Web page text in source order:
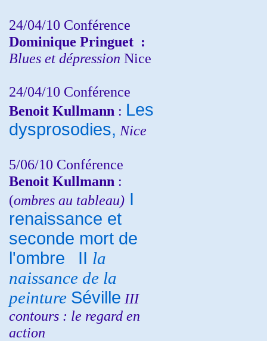
24/04/10 Conférence
Dominique Pringuet :
Blues et dépression Nice
24/04/10 Conférence
Benoit Kullmann : Les
dysprosodies, Nice
5/06/10 Conférence
Benoit Kullmann :
(ombres au tableau) I
renaissance et
seconde mort de
l'ombre
II la
naissance de la
peinture Séville III
contours : le regard en
action